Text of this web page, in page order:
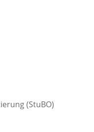
(StuBO)